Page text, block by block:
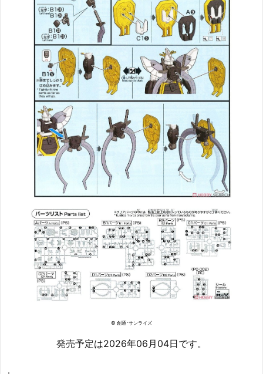
© 創通･サンライズ
発売予定は2026年06月04日です。